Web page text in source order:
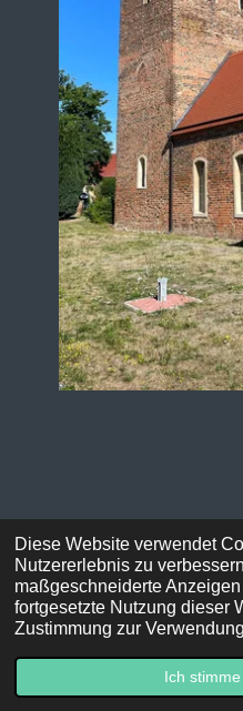
Diese Website verwendet
Nutzererlebnis zu
maßgeschneiderte
fortgesetzte Nutzung dieser
Zustimmung zur
Ich
<- ... und die Zwei waren
Webador